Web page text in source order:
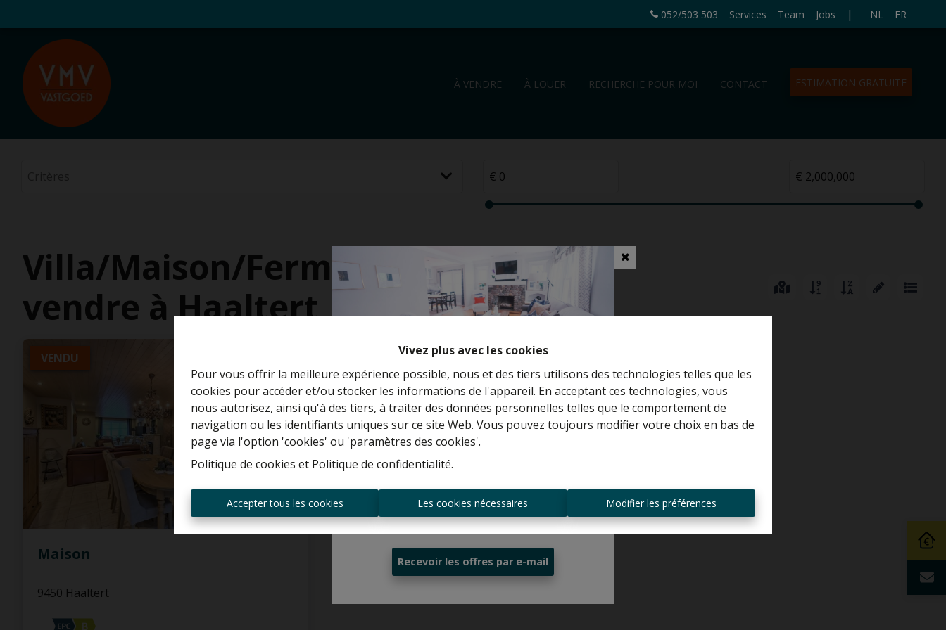
Vivez plus avec les cookies
Pour vous offrir la meilleure expérience possible, nous et des tiers utilisons des technologies telles que les
cookies pour accéder et/ou stocker les informations de l'appareil. En acceptant ces technologies, vous
nous autorisez, ainsi qu'à des tiers, à traiter des données personnelles telles que le comportement de
navigation ou les identifiants uniques sur ce site Web. Vous pouvez toujours modifier votre choix en bas de
page via l'option 'cookies' ou 'paramètres des cookies'.
Politique de cookies et Politique de confidentialité.
Accepter tous les cookies Les cookies nécessaires Modifier les préférences
052/503 503 Services Team Jobs | NL FR
À VENDRE À LOUER RECHERCHE POUR MOI CONTACT ESTIMATION GRATUITE
Villa/Maison/Ferme à
vendre à Haaltert
VENDU
Maison
9450 Haaltert
Curieux de connaître la valeur de votre
maison ?
Estimation gratuite
Toujours être le premier informé des
nouvelles offres ?
Recevoir les offres par e-mail